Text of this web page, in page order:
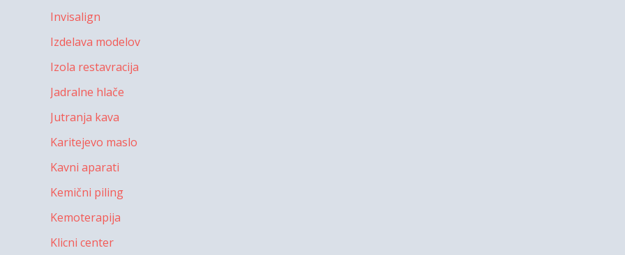
Invisalign
Izdelava modelov
Izola restavracija
Jadralne hlače
Jutranja kava
Karitejevo maslo
Kavni aparati
Kemični piling
Kemoterapija
Klicni center